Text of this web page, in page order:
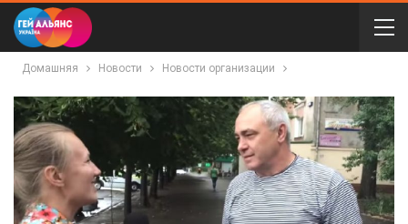
Домашняя Новости Новости организации